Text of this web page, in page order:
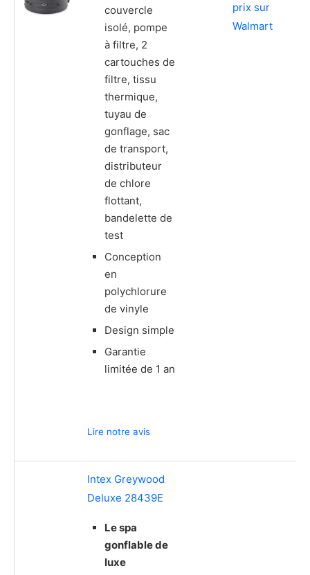
couvercle
isolé, pompe
à filtre, 2
cartouches de
filtre, tissu
thermique,
tuyau de
gonflage, sac
de transport,
distributeur
de chlore
flottant,
bandelette de
test
Conception
en
polychlorure
de vinyle
Design simple
Garantie
limitée de 1 an
Lire notre avis
prix sur
Walmart
Intex Greywood
Deluxe 28439E
Le spa
gonflable de
luxe